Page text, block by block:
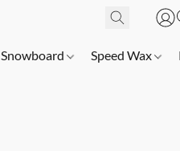
Snowboard Speed Wax